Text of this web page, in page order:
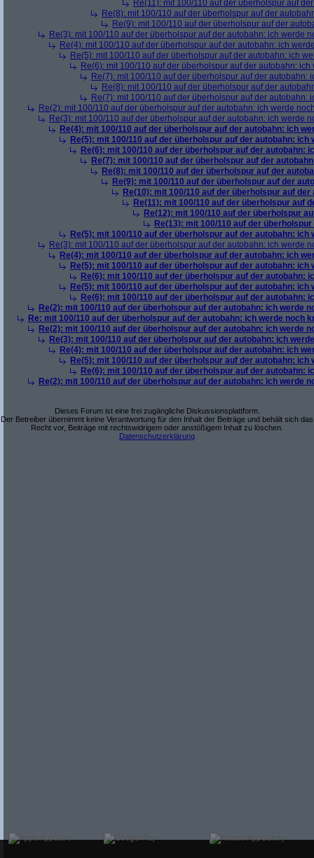
Re(11): mit 100/110 auf der überholspur auf
Re(8): mit 100/110 auf der überholspur auf der
Re(9): mit 100/110 auf der überholspur auf der
Re(3): mit 100/110 auf der überholspur auf der autobahn: ich werde
Re(4): mit 100/110 auf der überholspur auf der autobahn: ich
Re(5): mit 100/110 auf der überholspur auf der autobahn: ich
Re(6): mit 100/110 auf der überholspur auf der autobahn:
Re(7): mit 100/110 auf der überholspur auf der autobahn:
Re(8): mit 100/110 auf der überholspur auf der
Re(7): mit 100/110 auf der überholspur auf der autobahn:
Re(2): mit 100/110 auf der überholspur auf der autobahn: ich werde
Re(3): mit 100/110 auf der überholspur auf der autobahn: ich werde
Re(4): mit 100/110 auf der überholspur auf der autobahn: ich
Re(5): mit 100/110 auf der überholspur auf der autobahn: ich
Re(6): mit 100/110 auf der überholspur auf der autobahn:
Re(7): mit 100/110 auf der überholspur auf der
Re(8): mit 100/110 auf der überholspur auf der
Re(9): mit 100/110 auf der überholspur auf der
Re(10): mit 100/110 auf der überholspur auf
Re(11): mit 100/110 auf der überholspur auf
Re(12): mit 100/110 auf der überholspur
Re(13): mit 100/110 auf der
Re(5): mit 100/110 auf der überholspur auf der autobahn: ich
Re(3): mit 100/110 auf der überholspur auf der autobahn: ich werde
Re(4): mit 100/110 auf der überholspur auf der autobahn: ich
Re(5): mit 100/110 auf der überholspur auf der autobahn: ich
Re(6): mit 100/110 auf der überholspur auf der autobahn:
Re(5): mit 100/110 auf der überholspur auf der autobahn: ich
Re(6): mit 100/110 auf der überholspur auf der autobahn:
Re(2): mit 100/110 auf der überholspur auf der autobahn: ich werde
Re: mit 100/110 auf der überholspur auf der autobahn: ich werde noch
Re(2): mit 100/110 auf der überholspur auf der autobahn: ich werde
Re(3): mit 100/110 auf der überholspur auf der autobahn: ich
Re(4): mit 100/110 auf der überholspur auf der autobahn: ich
Re(5): mit 100/110 auf der überholspur auf der autobahn: ich
Re(6): mit 100/110 auf der überholspur auf der autobahn:
Re(2): mit 100/110 auf der überholspur auf der autobahn: ich werde
Dieses Forum ist eine frei zugängliche Diskussionsplattform.
Der Betreiber übernimmt keine Verantwortung für den Inhalt der Beiträge und behält sich das
Recht vor, Beiträge mit rechtswidrigem oder anstößigem Inhalt zu löschen.
Datenschutzerklärung